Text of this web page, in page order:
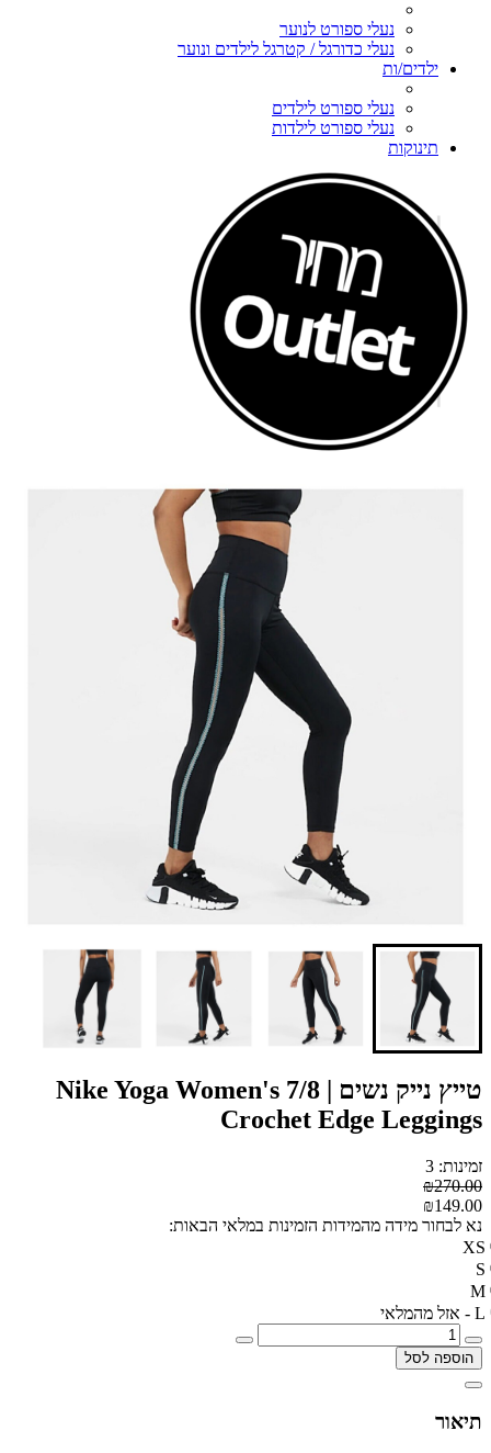
נעלי ספורט לנוער
נעלי כדורגל / קטרגל לילדים ונוער
ילדים/ות
נעלי ספורט לילדים
נעלי ספורט לילדות
תינוקות
טייץ נייק נשים | Nike Yoga Women's 7/8
Crochet Edge Leggings
זמינות: 3
₪270.00
₪149.00
נא לבחור מידה מהמידות הזמינות במלאי הבאות:
XS
S
M
L - אזל מהמלאי
הוספה לסל
תיאור